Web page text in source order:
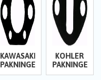
KAWASAKI
PAKNINGER
KOHLER
PAKNINGER